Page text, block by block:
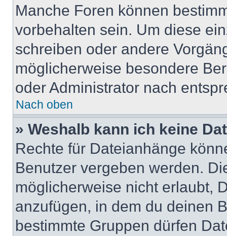
Manche Foren können
vorbehalten sein. Um diese
schreiben oder andere
möglicherweise besondere
oder Administrator nach
Nach oben
» Weshalb kann ich keine
Rechte für Dateianhänge
Benutzer vergeben werden.
möglicherweise nicht erlaubt,
anzufügen, in dem du deinen
bestimmte Gruppen dürfen